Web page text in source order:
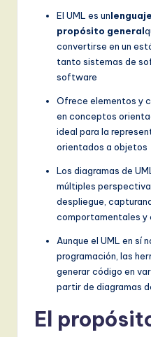
El UML es un
propósito general
convertirse en un
tanto sistemas de
software
Ofrece elementos y
en conceptos
ideal para la
orientados a objetos
Los diagramas de
múltiples
despliegue,
comportamentales y
Aunque el UML en sí
programación, las
generar código en
partir de diagramas
El